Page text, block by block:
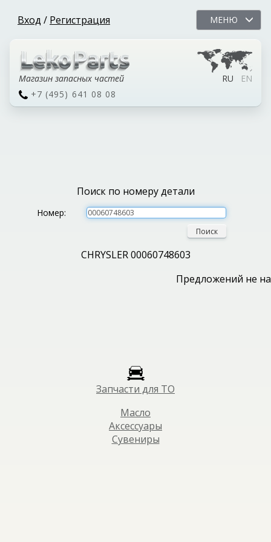
Вход / Регистрация МЕНЮ
Магазин запасных частей RU
EN
+7 (495) 641 08 08
Поиск по номеру детали
Номер:
Поиск
CHRYSLER 00060748603
Предложений не
Запчасти для ТО
Масло
Аксессуары
Сувениры